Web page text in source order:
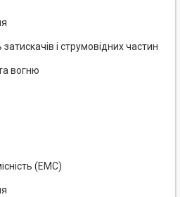
і струмовідних частин
вогню
(ЕМС)